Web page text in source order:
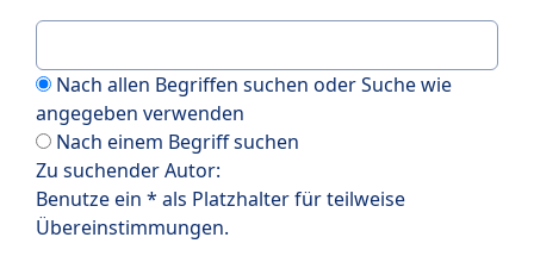
Nach allen Begriffen suchen oder Suche wie
angegeben verwenden
Nach einem Begriff suchen
Zu suchender Autor:
Benutze ein * als Platzhalter für teilweise
Übereinstimmungen.